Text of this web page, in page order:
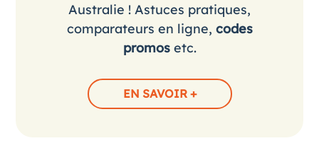
Australie ! Astuces pratiques,
comparateurs en ligne, codes
promosetc.
EN SAVOIR +